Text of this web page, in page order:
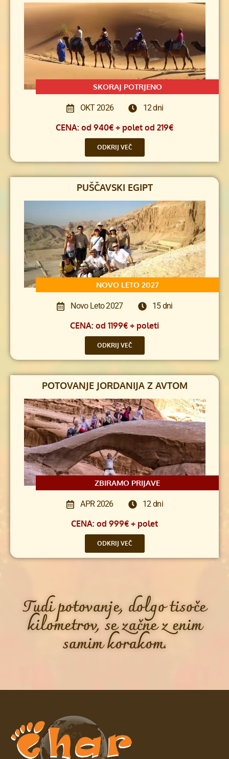
SKORAJ POTRJENO
OKT 2026 12 dni
CENA: od 940€ + polet od 219€
ODKRIJ VEČ
PUŠČAVSKI EGIPT
NOVO LETO 2027
Novo Leto 2027 15 dni
CENA: od 1199€ + poleti
ODKRIJ VEČ
POTOVANJE JORDANIJA Z AVTOM
ZBIRAMO PRIJAVE
APR 2026 12 dni
CENA: od 999€ + polet
ODKRIJ VEČ
Tudi potovanje, dolgo tisoče
kilometrov, se začne z enim
samim korakom.